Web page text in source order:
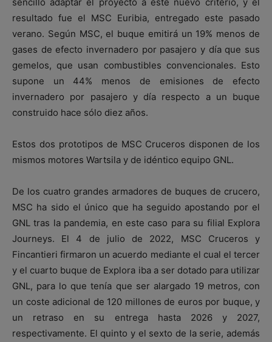
resultado fue el MSC Euribia, entregado este pasado
verano. Según MSC, el buque emitirá un 19% menos de
gases de efecto invernadero por pasajero y día que sus
gemelos, que usan combustibles convencionales. Esto
supone un 44% menos de emisiones de efecto
invernadero por pasajero y día respecto a un buque
construido hace sólo diez años.
Estos dos prototipos de MSC Cruceros disponen de los
mismos motores Wartsila y de idéntico equipo GNL.
De los cuatro grandes armadores de buques de crucero,
MSC ha sido el único que ha seguido apostando por el
GNL tras la pandemia, en este caso para su filial Explora
Journeys. El 4 de julio de 2022, MSC Cruceros y
Fincantieri firmaron un acuerdo mediante el cual el tercer
y el cuarto buque de Explora iba a ser dotado para utilizar
GNL, para lo que tenía que ser alargado 19 metros, con
un coste adicional de 120 millones de euros por buque, y
un retraso en su entrega hasta 2026 y 2027,
respectivamente. El quinto y el sexto de la serie, además